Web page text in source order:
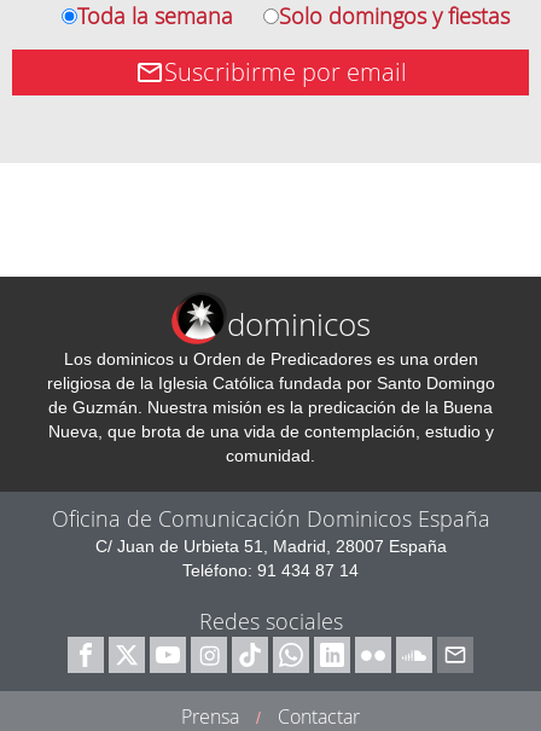
Toda la semana
Solo domingos y fiestas
Suscribirme por email
dominicos
Los dominicos u Orden de Predicadores es una orden
religiosa de la Iglesia Católica fundada por Santo Domingo
de Guzmán. Nuestra misión es la predicación de la Buena
Nueva, que brota de una vida de contemplación, estudio y
comunidad.
Oficina de Comunicación Dominicos España
C/ Juan de Urbieta 51, Madrid, 28007 España
Teléfono: 91 434 87 14
Redes sociales
Prensa /
Contactar